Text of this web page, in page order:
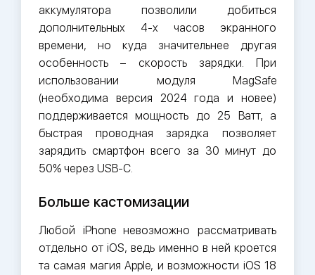
аккумулятора позволили добиться
дополнительных 4-х часов экранного
времени, но куда значительнее другая
особенность – скорость зарядки. При
использовании модуля MagSafe
(необходима версия 2024 года и новее)
поддерживается мощность до 25 Ватт, а
быстрая проводная зарядка позволяет
зарядить смартфон всего за 30 минут до
50% через USB-C.
Больше кастомизации
Любой iPhone невозможно рассматривать
отдельно от iOS, ведь именно в ней кроется
та самая магия Apple, и возможности iOS 18